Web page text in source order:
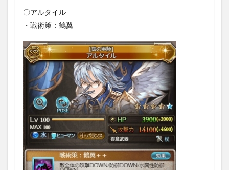
ラ
2
まと
め
〇アルタイル
・戦術策：鶴翼